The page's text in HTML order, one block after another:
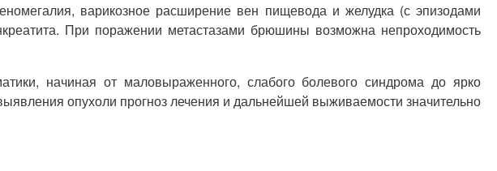
варикозное расширение вен пищевода и желудка (с эпизодами
При поражении метастазами брюшины возможна непроходимость
начиная от маловыраженного, слабого болевого синдрома до ярко
опухоли прогноз лечения и дальнейшей выживаемости значительно